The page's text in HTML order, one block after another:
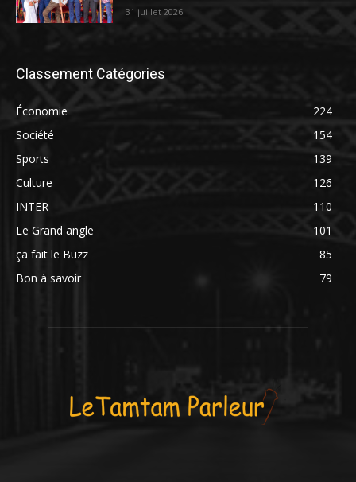
31 juillet 2026
Classement Catégories
Économie
224
Société
154
Sports
139
Culture
126
INTER
110
Le Grand angle
101
ça fait le Buzz
85
Bon à savoir
79